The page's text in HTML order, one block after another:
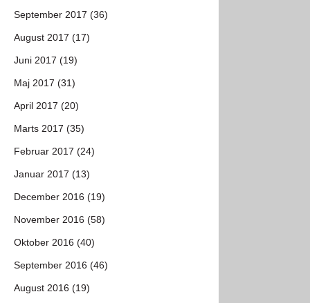
September 2017 (36)
August 2017 (17)
Juni 2017 (19)
Maj 2017 (31)
April 2017 (20)
Marts 2017 (35)
Februar 2017 (24)
Januar 2017 (13)
December 2016 (19)
November 2016 (58)
Oktober 2016 (40)
September 2016 (46)
August 2016 (19)